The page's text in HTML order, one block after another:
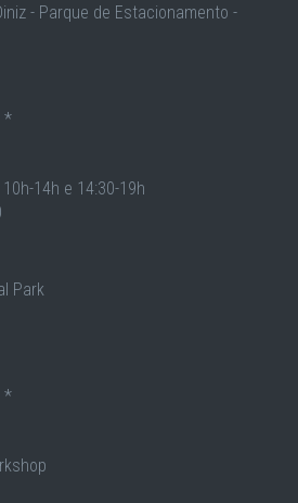
- Parque de Estacionamento -
*
10h-14h e 14:30-19h
Park
*